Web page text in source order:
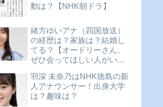
動は？【NHK朝ドラ】
緒方ゆいアナ（四国放送）
の経歴は？家族は？結婚し
てる？【オードリーさん、
ぜひ会ってほしい人がいる
SP!】
羽深 未奈乃はNHK徳島の新
人アナウンサー！出身大学
は？趣味は？